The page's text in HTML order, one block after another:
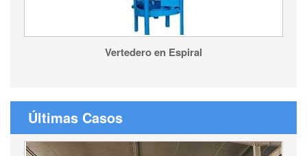
Vertedero en Espiral
Últimas Casos